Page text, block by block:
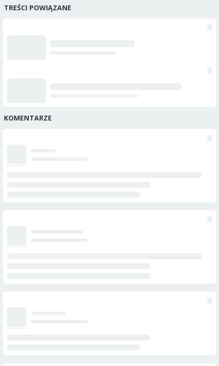
TREŚCI POWIĄZANE
KOMENTARZE